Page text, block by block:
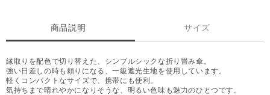
商品説明 サイズ
縁取りを配色で切り替えた、シンプルシックな折り畳み傘。
強い日差しの時も頼りになる、一級遮光生地を使用しています。
軽くコンパクトなサイズで、携帯にも便利。
気持ちまで晴れやかになりそうな、明るい色味も魅力のひとつです。